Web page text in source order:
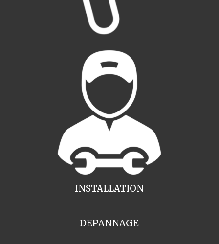
INSTALLATION
DEPANNAGE